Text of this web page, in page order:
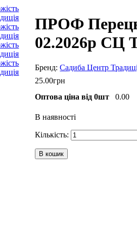
ПРОФ Перець
02.2026р СЦ
Садиба Центр
25.00грн
Оптова ціна від 0шт
0.00
В наявності
В кошик